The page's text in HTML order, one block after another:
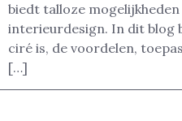
biedt talloze
interieurdesign. In dit blog
ciré is, de voordelen,
[…]